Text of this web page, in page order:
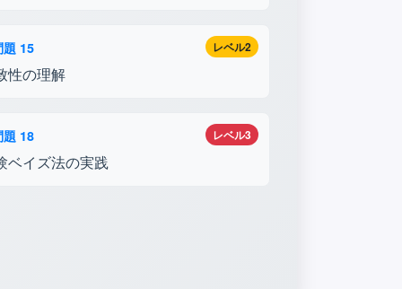
レベル2
題 15
性の理解
レベル3
題 18
ベイズ法の実践